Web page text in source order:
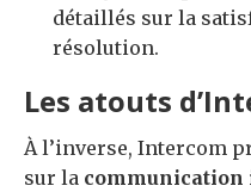
détaillés sur la
résolution.
Les atouts
À l’inverse, Intercom
sur la communication